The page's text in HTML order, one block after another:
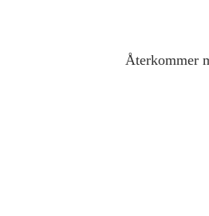
Återkommer